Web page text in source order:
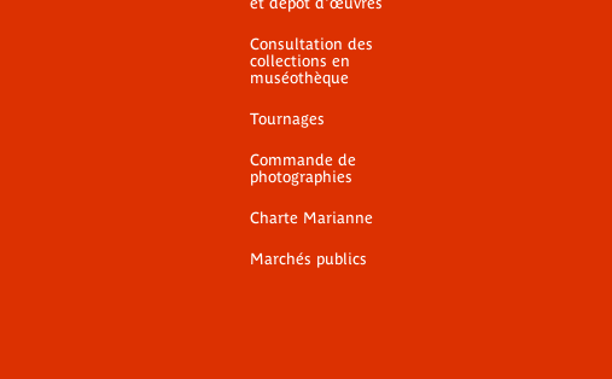
Consultation des
collections en
muséothèque
Tournages
Commande de
photographies
Charte Marianne
Marchés publics